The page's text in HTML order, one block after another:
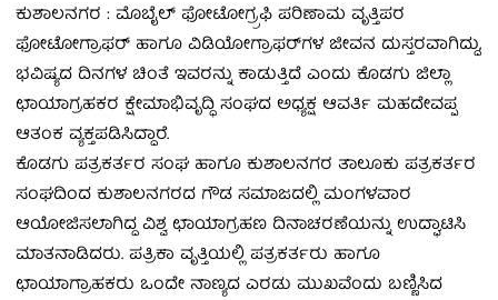
ಕುಶಾಲನಗರ : ಮೊಬೈಲ್ ಫೋಟೋಗ್ರ‍್ರಫಿ ಪರಿಣಾಮ ವೃತ್ತಿಪರ
ಫೋಟೋಗ್ರಾಫರ್ ಹಾಗೂ ವಿಡಿಯೋಗ್ರಾಫರ್‌ಗಳ ಜೀವನ ದುಸ್ತರವಾಗಿದ್ದು,
ಭವಿಷ್ಯದ ದಿನಗಳ ಚಿಂತೆ ಇವರನ್ನು ಕಾಡುತ್ತಿದೆ ಎಂದು ಕೊಡಗು ಜಿಲ್ಲಾ
ಛಾಯಾಗ್ರಹಕರ ಕ್ಷೇಮಾಭಿವೃದ್ಧಿ ಸಂಘದ ಅಧ್ಯಕ್ಷ ಆವರ್ತಿ ಮಹದೇವಪ್ಪ
ಆತಂಕ ವ್ಯಕ್ತಪಡಿಸಿದ್ದಾರೆ.
ಕೊಡಗು ಪತ್ರಕರ್ತರ ಸಂಘ ಹಾಗೂ ಕುಶಾಲನಗರ ತಾಲೂಕು ಪತ್ರಕರ್ತರ
ಸಂಘದಿಂದ ಕುಶಾಲನಗರದ ಗೌಡ ಸಮಾಜದಲ್ಲಿ ಮಂಗಳವಾರ
ಆಯೋಜಿಸಲಾಗಿದ್ದ ವಿಶ್ವ ಛಾಯಾಗ್ರಹಣ ದಿನಾಚರಣೆಯನ್ನು ಉದ್ಘಾಟಿಸಿ
ಮಾತನಾಡಿದರು. ಪತ್ರಿಕಾ ವೃತ್ತಿಯಲ್ಲಿ ಪತ್ರಕರ್ತರು ಹಾಗೂ
ಛಾಯಾಗ್ರಾಹಕರು ಒಂದೇ ನಾಣ್ಯದ ಎರಡು ಮುಖವೆಂದು ಬಣ್ಣಿಸಿದ